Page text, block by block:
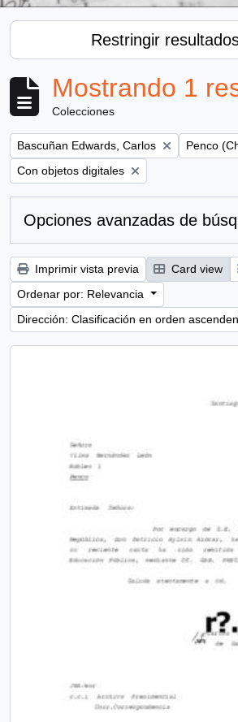
Restringir
Mostrando 1
Colecciones
Remove filter:
Bascuñan Edwards, Carlos Remove
Penco
Remove filter:
Con objetos digitales
Opciones avanzadas de
Imprimir vista previa Card view
Ordenar por: Relevancia
Dirección: Clasificación en orden